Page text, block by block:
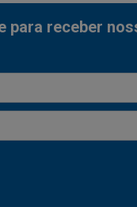
para receber